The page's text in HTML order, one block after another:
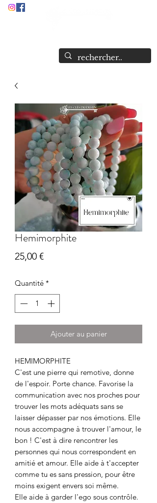
Hemimorphite
25,00 €Prix
Quantité *
Ajouter au panier
HEMIMORPHITE
C'est une pierre qui remotive, donne
de l'espoir. Porte chance. Favorise la
communication avec nos proches pour
trouver les mots adéquats sans se
laisser dépasser par nos émotions. Elle
nous accompagne à trouver l'amour, le
bon ! C'est à dire rencontrer les
personnes qui nous correspondent en
amitié et amour. Elle aide à t'accepter
comme tu es sans pression, pour être
moins exigent envers soi même.
Elle aide à garder l'ego sous contrôle.